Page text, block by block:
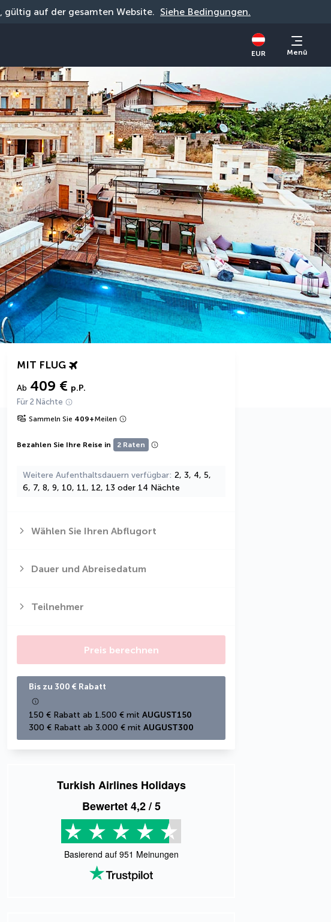
, gültig auf der gesamten Website. Siehe Bedingungen.
EUR Menü
MIT FLUG
Ab 409 € p.P.
Für 2 Nächte
Sammeln Sie 409+Meilen
Bezahlen Sie Ihre Reise in 2 Raten
Weitere Aufenthaltsdauern verfügbar 2, 3, 4, 5,
6, 7, 8, 9, 10, 11, 12, 13 oder 14 Nächte
Wählen Sie Ihren Abflugort
Dauer und Abreisedatum
Teilnehmer
Preis berechnen
Bis zu 300 € Rabatt
150 € Rabatt ab 1.500 € mit AUGUST150
300 € Rabatt ab 3.000 € mit AUGUST300
Turkish Airlines Holidays
Bewertet4,2/ 5
Basierend auf 951 Meinungen